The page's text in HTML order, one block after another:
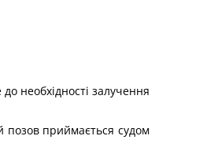
необхідності залучення
позов приймається судом